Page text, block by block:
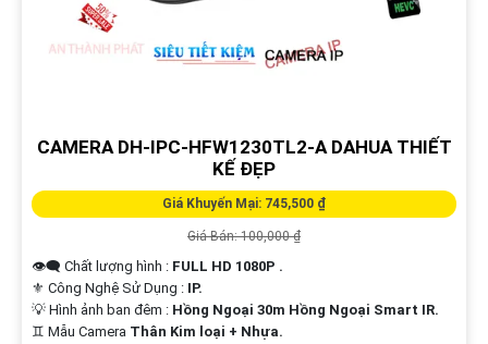
CAMERA DH-IPC-HFW1230TL2-A DAHUA THIẾT
KẾ ĐẸP
Giá Khuyến Mại: 745,500 ₫
Giá Bán: 100,000 ₫
👁️‍🗨 Chất lượng hình : FULL HD 1080P .
⚜️ Công Nghệ Sử Dụng : IP.
💡 Hình ảnh ban đêm : Hồng Ngoại 30m Hồng Ngoại Smart IR.
♊ Mẫu Camera Thân Kim loại + Nhựa.